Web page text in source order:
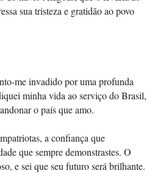
sua tristeza e gratidão ao povo
me invadido por uma profunda
minha vida ao serviço do Brasil,
o país que amo.
a confiança que
que sempre demonstrastes. O
e sei que seu futuro será brilhante.